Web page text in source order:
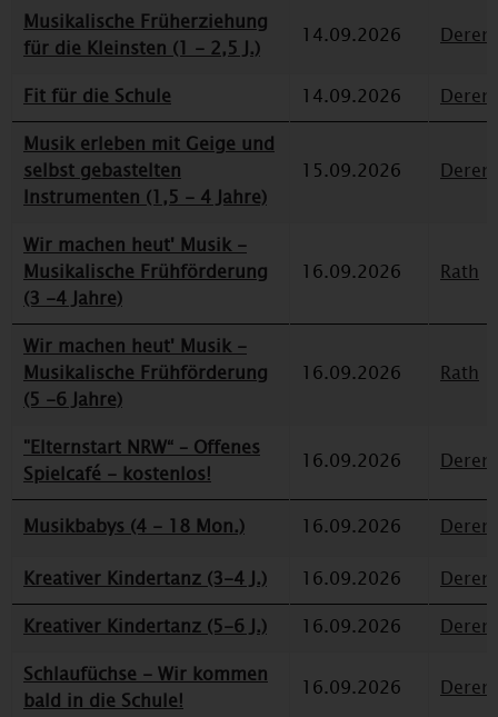
Musikalische Früherziehung
für die Kleinsten (1 - 2,5 J.)
14.09.2026
Fit für die Schule 14.09.2026
Musik erleben mit Geige und
selbst gebastelten
Instrumenten (1,5 - 4 Jahre)
15.09.2026
Wir machen heut' Musik -
Musikalische Frühförderung
(3 -4 Jahre)
16.09.2026 Rath
Wir machen heut' Musik -
Musikalische Frühförderung
(5 -6 Jahre)
16.09.2026 Rath
"Elternstart NRW“ – Offenes
Spielcafé - kostenlos!
16.09.2026
Musikbabys (4 - 18 Mon.) 16.09.2026
Kreativer Kindertanz (3-4 J.)
16.09.2026
Kreativer Kindertanz (5-6 J.)
16.09.2026
Schlaufüchse - Wir kommen
bald in die Schule!
16.09.2026